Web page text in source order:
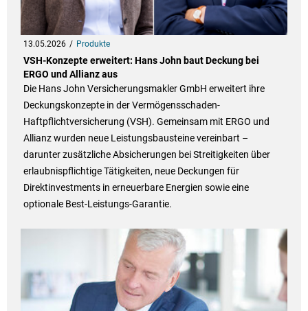
13.05.2026 Produkte
VSH-Konzepte erweitert: Hans John baut Deckung bei
ERGO und Allianz aus
Die Hans John Versicherungsmakler GmbH erweitert ihre
Deckungskonzepte in der Vermögensschaden-
Haftpflichtversicherung (VSH). Gemeinsam mit ERGO und
Allianz wurden neue Leistungsbausteine vereinbart –
darunter zusätzliche Absicherungen bei Streitigkeiten über
erlaubnispflichtige Tätigkeiten, neue Deckungen für
Direktinvestments in erneuerbare Energien sowie eine
optionale Best-Leistungs-Garantie.